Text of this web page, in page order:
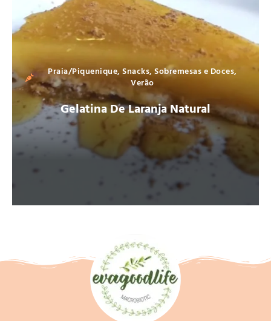
Praia/Piquenique,Snacks,Sobremesas e Doces,
Verão
Gelatina De Laranja Natural